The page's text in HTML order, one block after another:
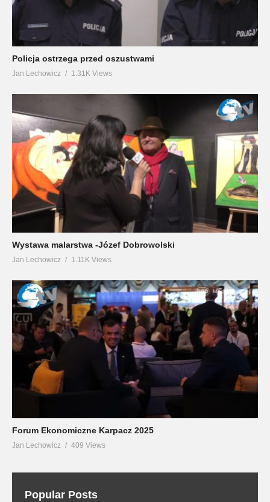
Policja ostrzega przed oszustwami
Jan Lechowicz 1.31K Views
Wystawa malarstwa -Józef Dobrowolski
Jan Lechowicz 1.11K Views
Forum Ekonomiczne Karpacz 2025
Jan Lechowicz 409 Views
Popular Posts